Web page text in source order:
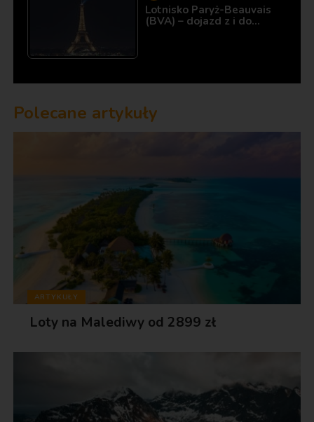
Lotnisko Paryż-Beauvais
(BVA) – dojazd z i do…
Polecane artykuły
ARTYKUŁY
Loty na Malediwy od 2899 zł